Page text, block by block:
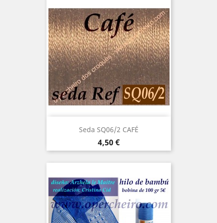
Seda SQ06/2 CAFÉ
Precio
4,50 €